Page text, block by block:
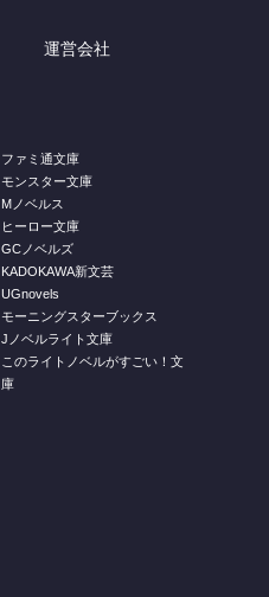
運営会社
ファミ通文庫
モンスター文庫
Mノベルス
ヒーロー文庫
GCノベルズ
KADOKAWA新文芸
UGnovels
モーニングスターブックス
Jノベルライト文庫
このライトノベルがすごい！文
庫